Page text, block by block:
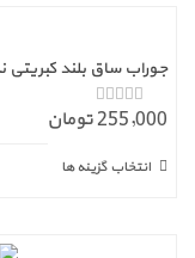
جوراب ساق بلند کبریتی
ا 255,000 تومان
انتخاب گزینه ها